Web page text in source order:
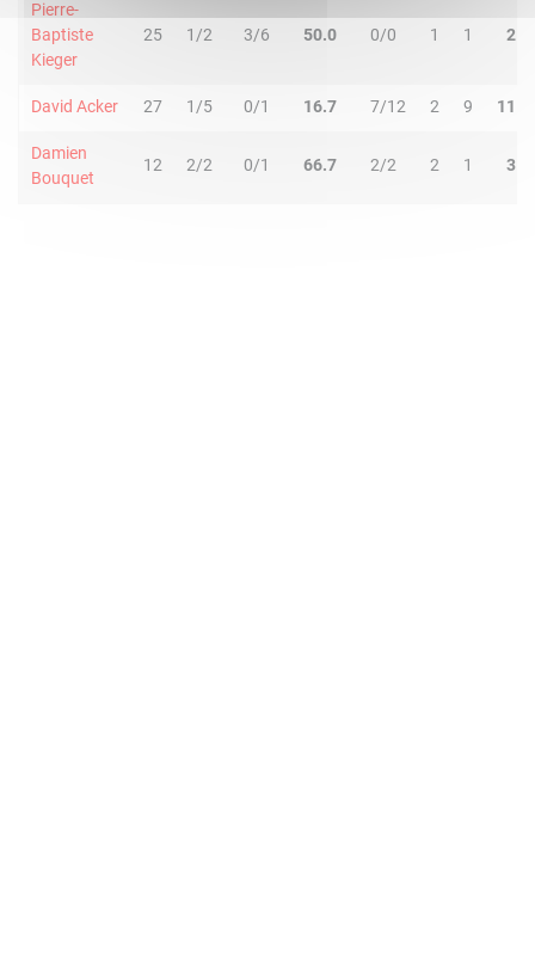
Pierre-
Baptiste
Kieger
25 1/2 3/6 50.0 0/0 1 1 2
David Acker 27 1/5 0/1 16.7 7/12 2 9 11
Damien
Bouquet
12 2/2 0/1 66.7 2/2 2 1 3